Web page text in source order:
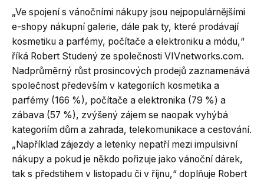
„Ve spojení s vánočními nákupy jsou nejpopulárnějšími
e-shopy nákupní galerie, dále pak ty, které prodávají
kosmetiku a parfémy, počítače a elektroniku a módu,“
říká Robert Studený ze společnosti VIVnetworks.com.
Nadprůměrný růst prosincových prodejů zaznamenává
společnost především v kategoriích kosmetika a
parfémy (166 %), počítače a elektronika (79 %) a
zábava (57 %), zvýšený zájem se naopak vyhýbá
kategoriím dům a zahrada, telekomunikace a cestování.
„Například zájezdy a letenky nepatří mezi impulsivní
nákupy a pokud je někdo pořizuje jako vánoční dárek,
tak s předstihem v listopadu či v říjnu,“ doplňuje Robert